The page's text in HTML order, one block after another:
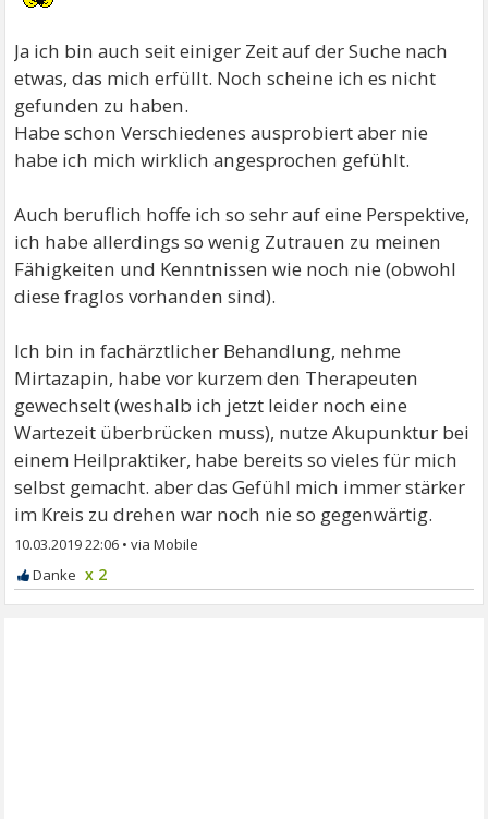
Ja ich bin auch seit einiger Zeit auf der Suche nach
etwas, das mich erfüllt. Noch scheine ich es nicht
gefunden zu haben.
Habe schon Verschiedenes ausprobiert aber nie
habe ich mich wirklich angesprochen gefühlt.
Auch beruflich hoffe ich so sehr auf eine Perspektive,
ich habe allerdings so wenig Zutrauen zu meinen
Fähigkeiten und Kenntnissen wie noch nie (obwohl
diese fraglos vorhanden sind).
Ich bin in fachärztlicher Behandlung, nehme
Mirtazapin, habe vor kurzem den Therapeuten
gewechselt (weshalb ich jetzt leider noch eine
Wartezeit überbrücken muss), nutze Akupunktur bei
einem Heilpraktiker, habe bereits so vieles für mich
selbst gemacht. aber das Gefühl mich immer stärker
im Kreis zu drehen war noch nie so gegenwärtig.
10.03.2019 22:06 •
x 2